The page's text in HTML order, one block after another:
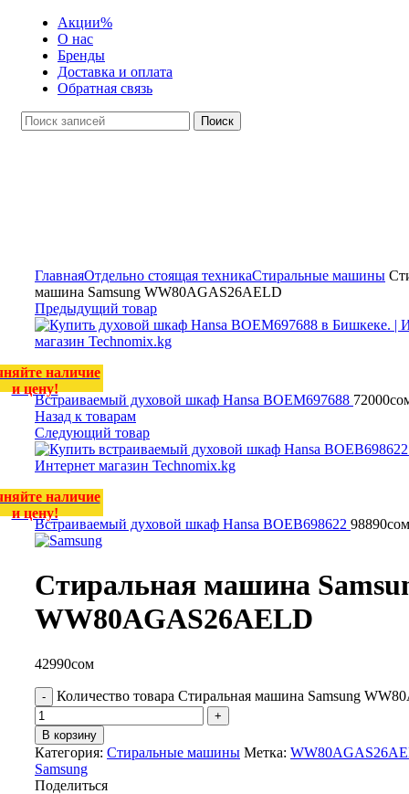
Акции%
О нас
Бренды
Доставка и оплата
Обратная связь
Поиск
ГлавнаяОтдельно стоящая техникаСтиральные машины
машина Samsung WW80AGAS26AELD
Предыдущий товар
наличие
и цену!
Встраиваемый духовой шкаф Hansa BOEM697688 72000
Назад к товарам
Следующий товар
наличие
и цену!
Встраиваемый духовой шкаф Hansa BOEB698622 98890сом
Стиральная машина
WW80AGAS26AELD
42990сом
Количество товара Стиральная машина Samsung
В корзину
Категория: Стиральные машины Метка:
Samsung
Поделиться